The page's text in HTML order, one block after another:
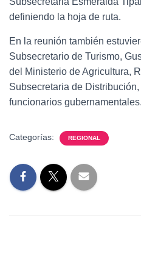
definiendo la hoja de ruta.
En la reunión también
Subsecretario de Turismo,
del Ministerio de Agricultura,
Subsecretaria de
funcionarios gubernamentales.
Categorías: REGIONAL